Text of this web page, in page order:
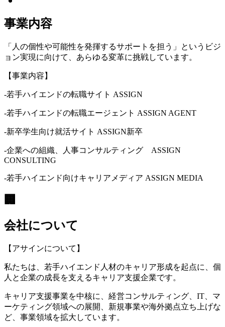
事業内容
「人の個性や可能性を発揮するサポートを担う」というビジ
ョン実現に向けて、あらゆる変革に挑戦しています。
【事業内容】
-若手ハイエンドの転職サイト ASSIGN
-若手ハイエンドの転職エージェント ASSIGN AGENT
-新卒学生向け就活サイト ASSIGN新卒
-企業への組織、人事コンサルティング ASSIGN
CONSULTING
-若手ハイエンド向けキャリアメディア ASSIGN MEDIA
🏢
会社について
【アサインについて】
私たちは、若手ハイエンド人材のキャリア形成を起点に、個
人と企業の成長を支えるキャリア支援企業です。
キャリア支援事業を中核に、経営コンサルティング、IT、マ
ーケティング領域への展開、新規事業や海外拠点立ち上げな
ど、事業領域を拡大しています。